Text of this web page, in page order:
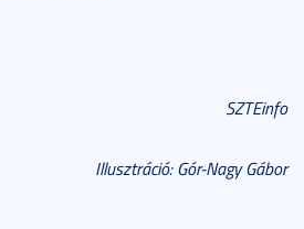
SZTEinfo
Illusztráció: Gór-Nagy Gábor